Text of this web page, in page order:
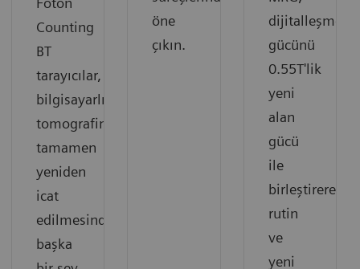
Counting
BT
tarayıcılar,
bilgisayarlı
tomografinin
tamamen
yeniden
icat
edilmesinden
başka
öne
çıkın.
gücünü
0.55T'lik
yeni
alan
gücü
ile
birleştirerek
rutin
ve
yeni